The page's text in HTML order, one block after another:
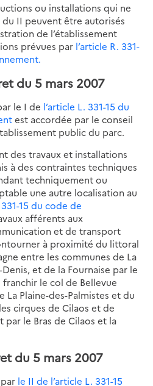
ou installations qui ne
II peuvent être autorisés
de l’établissement
prévues par l’article R. 331-
du 5 mars 2007
le I de l’article L. 331-15 du
est accordée par le conseil
public du parc.
des travaux et installations
à des contraintes techniques
techniquement ou
une autre localisation au
15 du code de
afférents aux
et de transport
à proximité du littoral
entre les communes de La
et de la Fournaise par le
le col de Bellevue
La Plaine-des-Palmistes et du
cirques de Cilaos et de
par le Bras de Cilaos et la
du 5 mars 2007
le II de l’article L. 331-15